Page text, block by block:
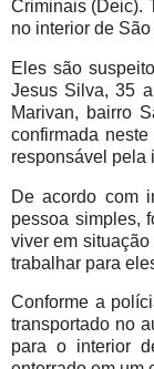
Criminais (Deic).
no interior de
Eles são
Jesus Silva, 35
Marivan, bairro
confirmada
responsável pela
De acordo com
pessoa simples,
viver em
trabalhar para
Conforme a
transportado no
para o interior